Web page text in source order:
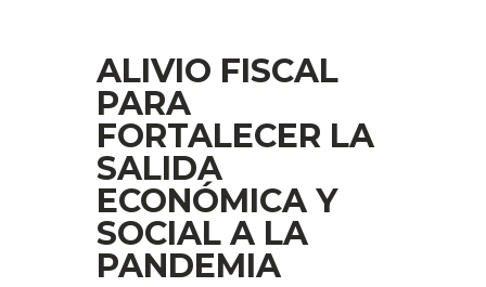
ALIVIO FISCAL
PARA
FORTALECER LA
SALIDA
ECONÓMICA Y
SOCIAL A LA
PANDEMIA